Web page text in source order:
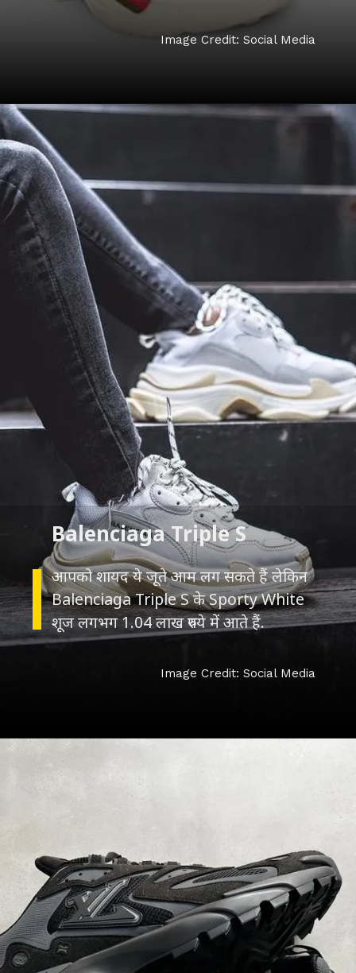
Image Credit: Social Media
आपको शायद ये जूते आम लग सकते हैं लेकिन
Balenciaga Triple S के Sporty White
शूज लगभग 1.04 लाख रुपये में आते हैं.
Balenciaga Triple S